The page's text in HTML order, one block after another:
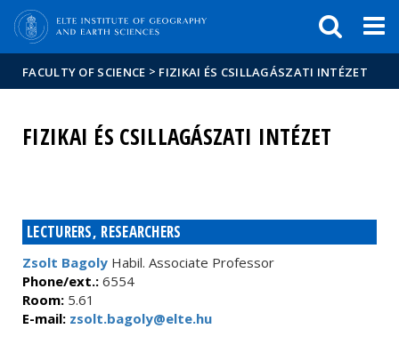
FACULTY OF SCIENCE > FIZIKAI ÉS CSILLAGÁSZATI INTÉZET
FIZIKAI ÉS CSILLAGÁSZATI INTÉZET
LECTURERS, RESEARCHERS
Zsolt Bagoly Habil. Associate Professor
Phone/ext.: 6554
Room: 5.61
E-mail: zsolt.bagoly@elte.hu